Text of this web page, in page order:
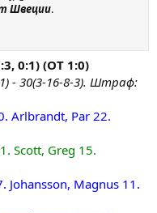
Швеции.​
0:1) (ОТ 1:0)
- 30(3-16-8-3). Штраф:
Arlbrandt, Par 22.
Scott, Greg 15.
Johansson, Magnus 11.